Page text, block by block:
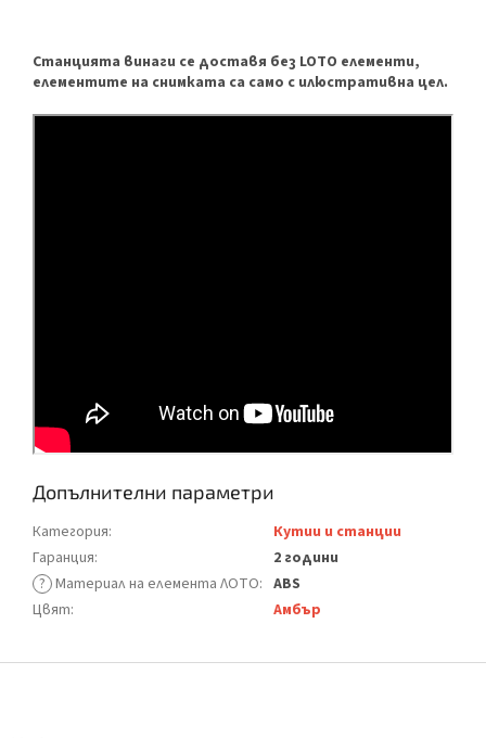
Станцията винаги се доставя без LOTO елементи,
елементите на снимката са само с илюстративна цел.
Допълнителни параметри
Категория:
Кутии и станции
Гаранция:
2 години
? Материал на елемента ЛОТО: ABS
Цвят: Амбър